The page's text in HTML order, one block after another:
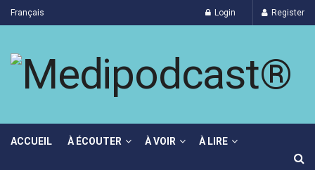
Français Login Register
ACCUEIL À ÉCOUTER À VOIR À LIRE